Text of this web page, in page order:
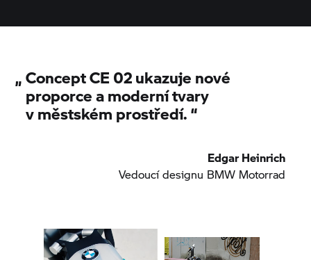
„Concept CE 02ukazuje nové
proporce a moderní tvary
v městském prostředí.“
Edgar Heinrich
Vedoucí designu BMW Motorrad